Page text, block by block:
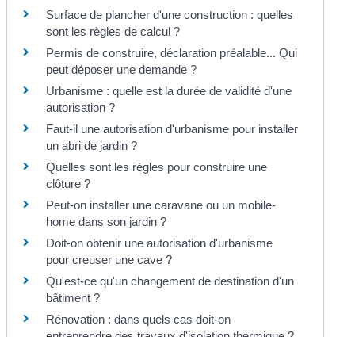
Surface de plancher d'une construction : quelles
sont les règles de calcul ?
Permis de construire, déclaration préalable... Qui
peut déposer une demande ?
Urbanisme : quelle est la durée de validité d'une
autorisation ?
Faut-il une autorisation d'urbanisme pour installer
un abri de jardin ?
Quelles sont les règles pour construire une
clôture ?
Peut-on installer une caravane ou un mobile-
home dans son jardin ?
Doit-on obtenir une autorisation d'urbanisme
pour creuser une cave ?
Qu'est-ce qu'un changement de destination d'un
bâtiment ?
Rénovation : dans quels cas doit-on